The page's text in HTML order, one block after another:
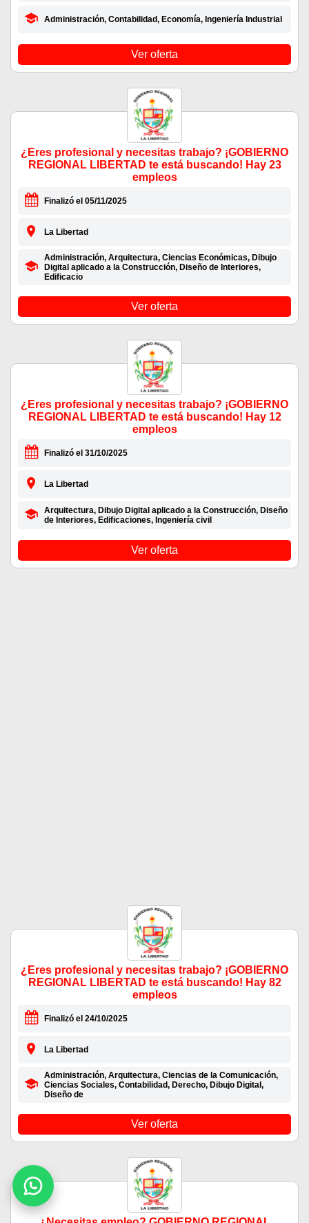
Administración, Contabilidad, Economía, Ingeniería Industrial
Ver oferta
¿Eres profesional y necesitas trabajo? ¡GOBIERNO
REGIONAL LIBERTAD te está buscando! Hay 23
empleos
Finalizó el 05/11/2025
La Libertad
Administración, Arquitectura, Ciencias Económicas, Dibujo
Digital aplicado a la Construcción, Diseño de Interiores,
Edificacio
Ver oferta
¿Eres profesional y necesitas trabajo? ¡GOBIERNO
REGIONAL LIBERTAD te está buscando! Hay 12
empleos
Finalizó el 31/10/2025
La Libertad
Arquitectura, Dibujo Digital aplicado a la Construcción, Diseño
de Interiores, Edificaciones, Ingeniería civil
Ver oferta
¿Eres profesional y necesitas trabajo? ¡GOBIERNO
REGIONAL LIBERTAD te está buscando! Hay 82
empleos
Finalizó el 24/10/2025
La Libertad
Administración, Arquitectura, Ciencias de la Comunicación,
Ciencias Sociales, Contabilidad, Derecho, Dibujo Digital,
Diseño de
Ver oferta